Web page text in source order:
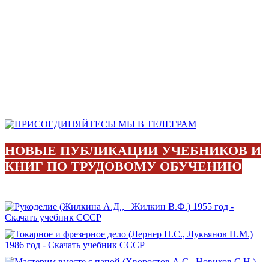
НОВЫЕ ПУБЛИКАЦИИ УЧЕБНИКОВ И
КНИГ ПО ТРУДОВОМУ ОБУЧЕНИЮ